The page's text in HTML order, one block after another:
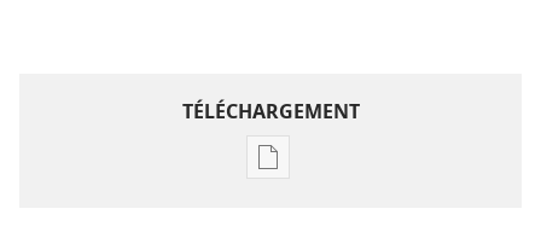
TÉLÉCHARGEMENT
Options